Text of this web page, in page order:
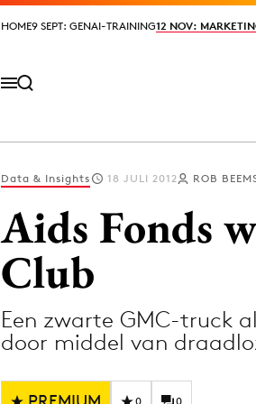
HOME9 SEPT: GENAI-TRAINING12 NOV:
HOME9 SEPT: GENAI-TRAINING12 NOV:
Design
Digital
Diversiteit
Data & Insights 18 JULI 2012 ROB
Aids Fonds
Club
Een zwarte GMC-truck
door middel van
0 0